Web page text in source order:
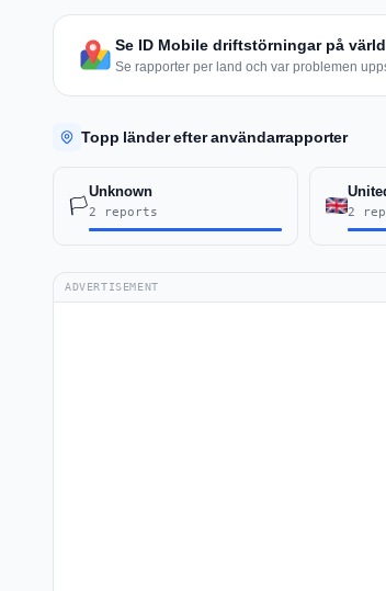
Se ID Mobile driftstörningar på
Se rapporter per land och var problemen
Topp länder efter användarrapporter
🏳️
Unknown
2 reports 2
ADVERTISEMENT